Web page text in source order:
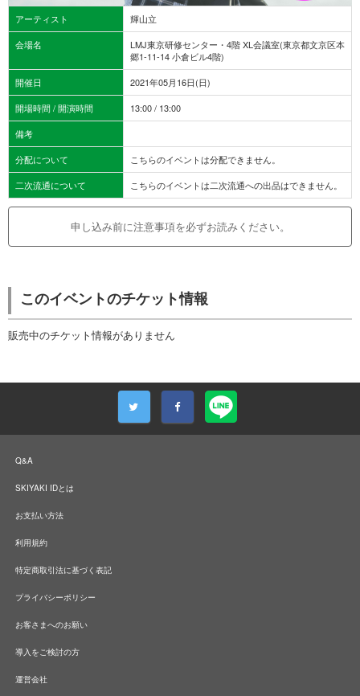
アーティスト
輝山立
会場名
LMJ東京研修センター・4階 XL会議室(東京都文京区本
郷1-11-14 小倉ビル4階)
開催日
2021年05月16日(日)
開場時間 / 開演時間
13:00 / 13:00
備考
分配について
こちらのイベントは分配できません。
二次流通について
こちらのイベントは二次流通への出品はできません。
申し込み前に注意事項を必ずお読みください。
このイベントのチケット情報
販売中のチケット情報がありません
Q&A
SKIYAKI IDとは
お支払い方法
利用規約
特定商取引法に基づく表記
プライバシーポリシー
お客さまへのお願い
導入をご検討の方
運営会社